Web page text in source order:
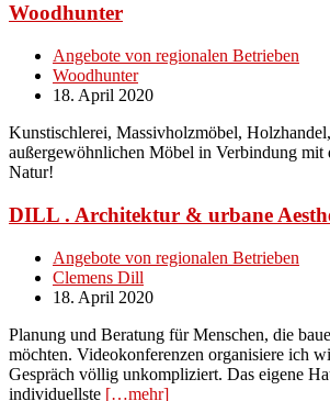
Woodhunter
Angebote von regionalen Betrieben
Woodhunter
18. April 2020
Kunstischlerei, Massivholzmöbel,
außergewöhnlichen Möbel in Verbindung mit
Natur!
DILL . Architektur & urbane
Angebote von regionalen Betrieben
Clemens Dill
18. April 2020
Planung und Beratung für Menschen, die
möchten. Videokonferenzen organisiere ich
Gespräch völlig unkompliziert. Das eigene
individuellste […mehr]